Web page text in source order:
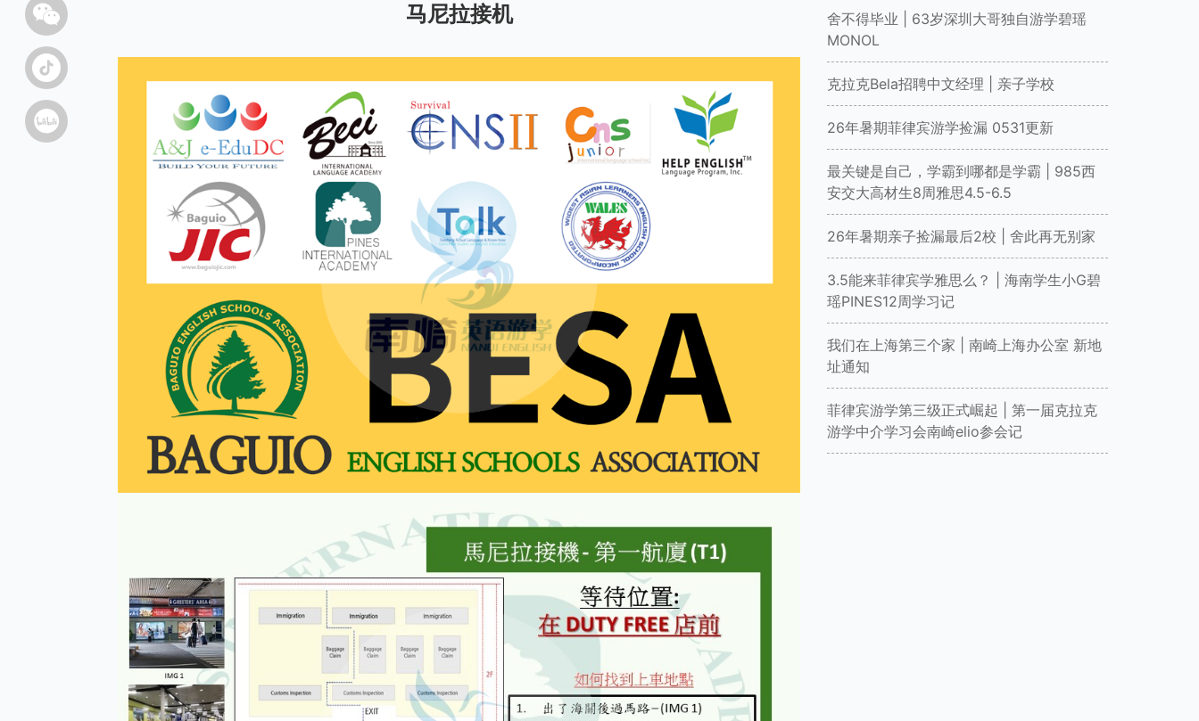
马尼拉接机
舍不得毕业 | 63岁深圳大哥独自游学碧瑶
MONOL
克拉克Bela招聘中文经理 | 亲子学校
26年暑期菲律宾游学捡漏 0531更新
最关键是自己，学霸到哪都是学霸 | 985西
安交大高材生8周雅思4.5-6.5
26年暑期亲子捡漏最后2校 | 舍此再无别家
3.5能来菲律宾学雅思么？ | 海南学生小G碧
瑶PINES12周学习记
我们在上海第三个家 | 南崎上海办公室 新地
址通知
菲律宾游学第三级正式崛起 | 第一届克拉克
游学中介学习会南崎elio参会记